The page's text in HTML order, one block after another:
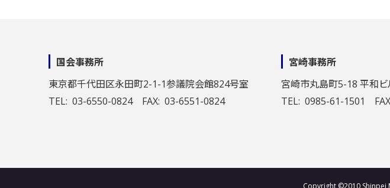
国会事務所
東京都千代田区永田町2-1-1参議院会館824号室
TEL: 03-6550-0824 FAX: 03-6551-0824
宮崎事務所
宮崎市丸島町5-18 平和ビ
TEL: 0985-61-1501
Copyright ©2010 Shinpei